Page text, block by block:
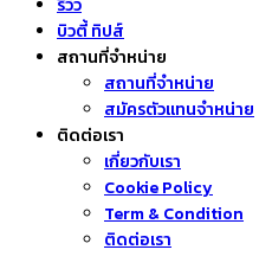
รีวิว
บิวตี้ ทิปส์
สถานที่จำหน่าย
สถานที่จำหน่าย
สมัครตัวแทนจำหน่าย
ติดต่อเรา
เกี่ยวกับเรา
Cookie Policy
Term & Condition
ติดต่อเรา